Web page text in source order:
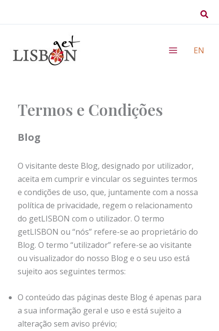
EN
Termos e Condições
Blog
O visitante deste Blog, designado por utilizador,
aceita em cumprir e vincular os seguintes termos
e condições de uso, que, juntamente com a nossa
política de privacidade, regem o relacionamento
do getLISBON com o utilizador. O termo
getLISBON ou “nós” refere-se ao proprietário do
Blog. O termo “utilizador” refere-se ao visitante
ou visualizador do nosso Blog e o seu uso está
sujeito aos seguintes termos:
O conteúdo das páginas deste Blog é apenas para
a sua informação geral e uso e está sujeito a
alteração sem aviso prévio;